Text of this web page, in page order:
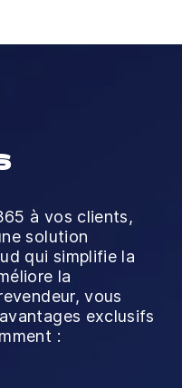
à vos clients,
solution
qui simplifie la
la
vous
exclusifs
: